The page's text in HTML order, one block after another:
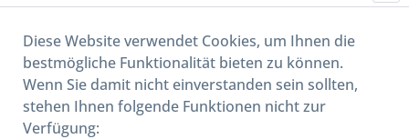
Diese Website verwendet Cookies, um Ihnen die
bestmögliche Funktionalität bieten zu können.
Wenn Sie damit nicht einverstanden sein sollten,
stehen Ihnen folgende Funktionen nicht zur
Verfügung: